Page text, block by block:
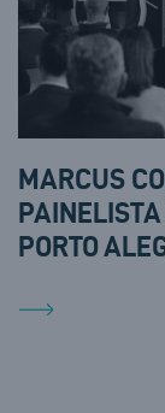
MARCUS
PORTO